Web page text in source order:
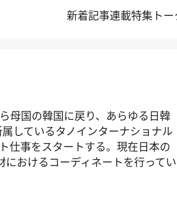
新着記事連載特集 ト
母国の韓国に戻り、あらゆる日韓
しているタノインターナショナル
仕事をスタートする。現在日本の
おけるコーディネートを行ってい